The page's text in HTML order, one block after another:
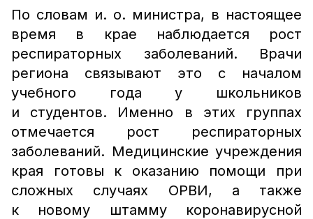
По словам и. о. министра, в настоящее
время в крае наблюдается рост
респираторных заболеваний. Врачи
региона связывают это с началом
учебного года у школьников
и студентов. Именно в этих группах
отмечается рост респираторных
заболеваний. Медицинские учреждения
края готовы к оказанию помощи при
сложных случаях ОРВИ, а также
к новому штамму коронавирусной